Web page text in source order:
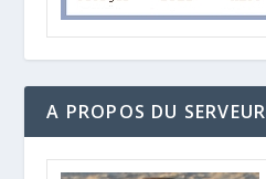
A PROPOS DU SERVEUR